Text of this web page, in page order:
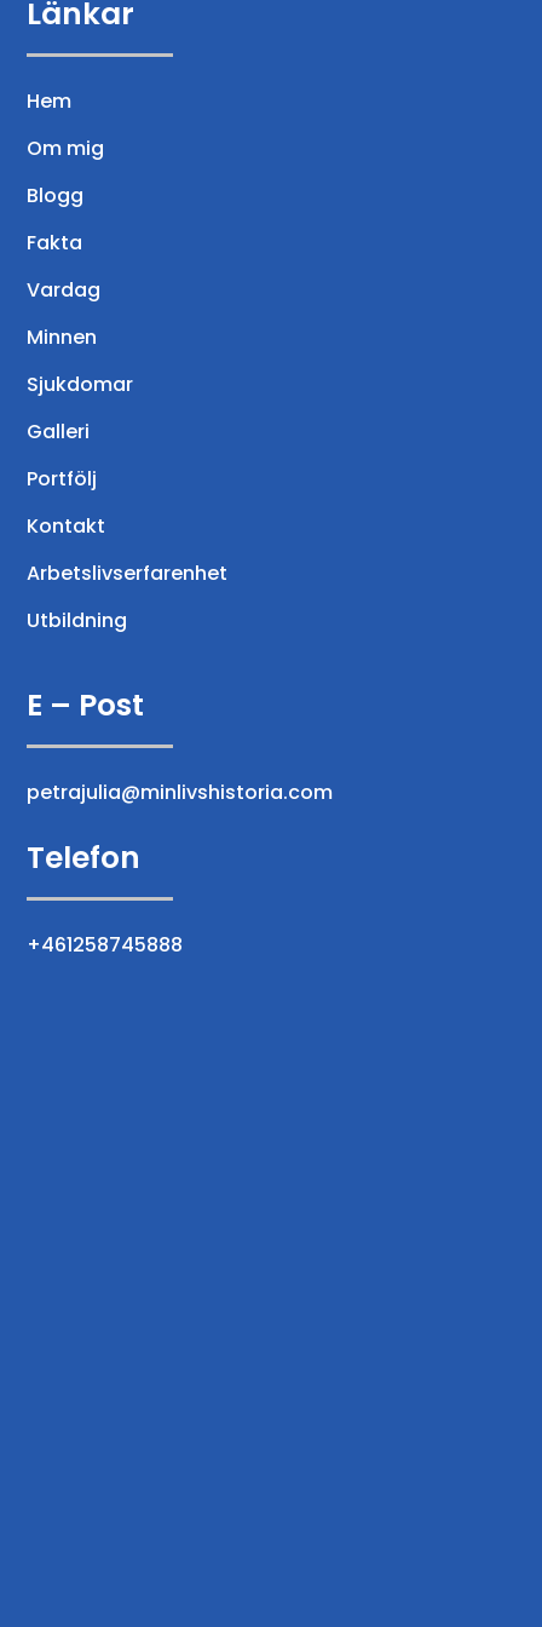
Länkar
Hem
Om mig
Blogg
Fakta
Vardag
Minnen
Sjukdomar
Galleri
Portfölj
Kontakt
Arbetslivserfarenhet
Utbildning
E – Post
petrajulia@minlivshistoria.com
Telefon
+461258745888